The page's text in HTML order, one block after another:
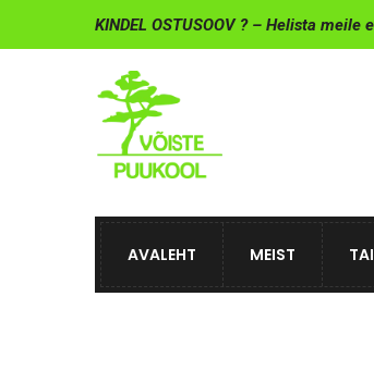
KINDEL OSTUSOOV ? – Helista
AVALEHT MEIST